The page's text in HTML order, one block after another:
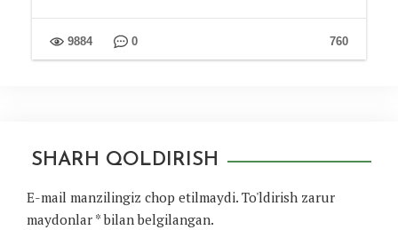
760
9884 0
SHARH QOLDIRISH
E-mail manzilingiz chop etilmaydi. To'ldirish zarur
maydonlar *bilan belgilangan.